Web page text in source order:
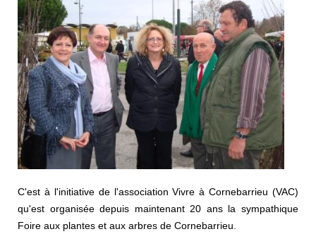
C'est à l'initiative de l'association Vivre à Cornebarrieu (VAC)
qu'est organisée depuis maintenant 20 ans la sympathique
Foire aux plantes et aux arbres de Cornebarrieu.